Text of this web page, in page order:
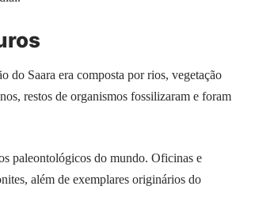
do Saara era composta por rios, vegetação
restos de organismos fossilizaram e foram
paleontológicos do mundo. Oficinas e
além de exemplares originários do